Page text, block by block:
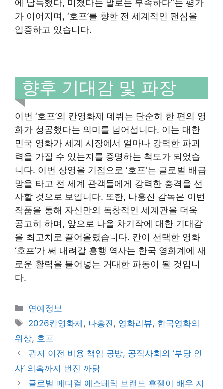
에 납득했다, 미쳤다는 말로는 부족하다”는 평가
가 이어지며, ‘호프’를 향한 전 세계적인 팬심을
입증하고 있습니다.
향후 기대감 및 파장
이번 ‘호프’의 칸영화제 데뷔는 단순히 한 편의 영
화가 성공했다는 의미를 넘어섭니다. 이는 대한
민국 영화가 세계 시장에서 얼마나 강력한 파괴
력을 가질 수 있는지를 증명하는 척도가 되었습
니다. 이번 상영을 기점으로 ‘호프’는 글로벌 배급
망을 타고 전 세계 관객들에게 강력한 충격을 선
사할 것으로 보입니다. 또한, 나홍진 감독은 이번
작품을 통해 자신만의 독창적인 세계관을 더욱
공고히 하며, 앞으로 나올 차기작에 대한 기대감
을 최고치로 끌어올렸습니다. 칸이 선택한 영화
‘호프’가 써 내려갈 흥행 역사는 한국 영화계에 새
로운 활력을 불어넣는 거대한 파동이 될 것입니
다.
Categories
연예정보
Tags
2026칸영화제 , 나홍진 , 영화리뷰, 한국영화의
위상, 호프
관저 이전 비용 책임 공방, 공직사회의 ‘부당 인
사’ 의혹까지 번진 까닭
글로벌 메디컬 에스테틱 브랜드 휴젤이 배우 지